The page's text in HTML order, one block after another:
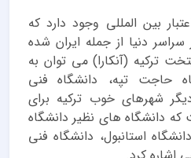
با اعتبار بین المللی وجود دارد که
دنیا از جمله ایران شده
ترکیه (آنکارا) می توان به
حاجت تپه، دانشگاه فنی
دیگر شهرهای خوب ترکیه برای
دانشگاه های نظیر دانشگاه
استانبول، دانشگاه فنی